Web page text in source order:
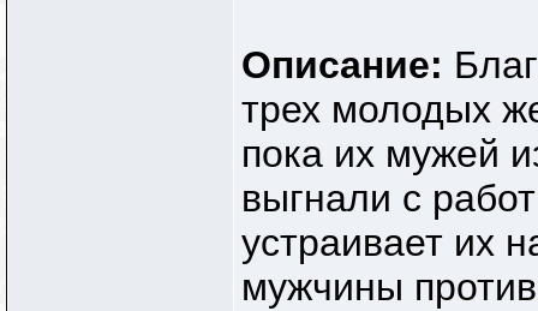
Описание:
трех молодых
пока их мужей
выгнали с
устраивает их
мужчины против